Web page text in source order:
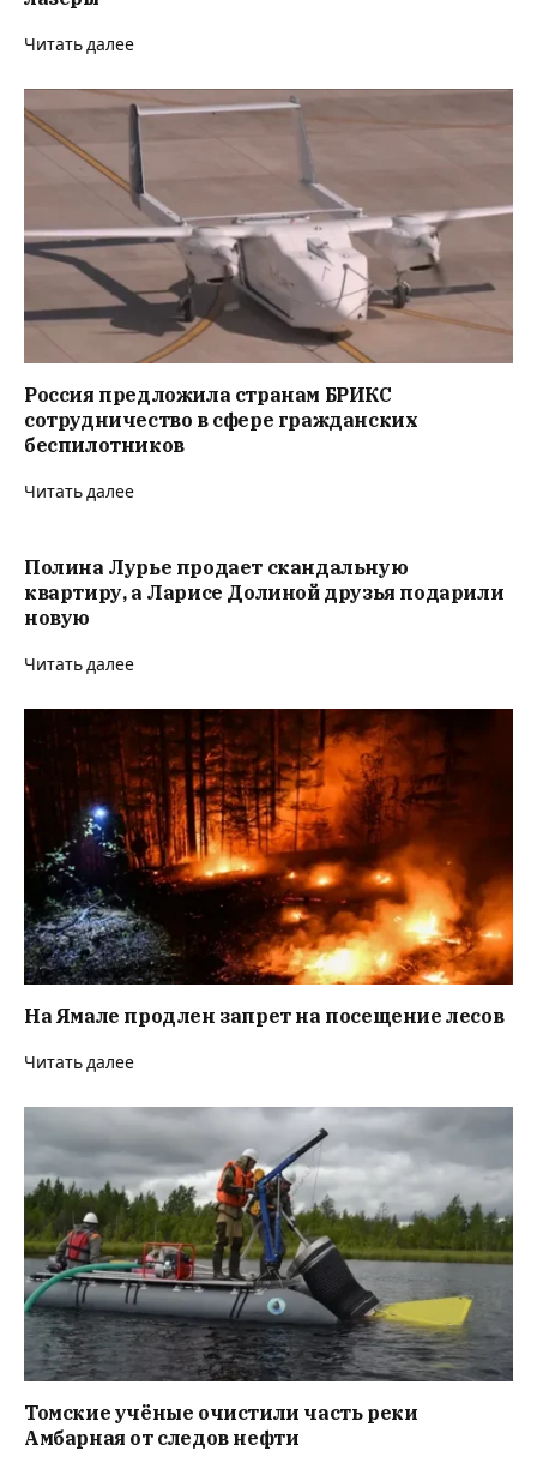
Читать далее
Россия предложила странам БРИКС
сотрудничество в сфере гражданских
беспилотников
Читать далее
Полина Лурье продает скандальную
квартиру, а Ларисе Долиной друзья подарили
новую
Читать далее
На Ямале продлен запрет на посещение лесов
Читать далее
Томские учёные очистили часть реки
Амбарная от следов нефти